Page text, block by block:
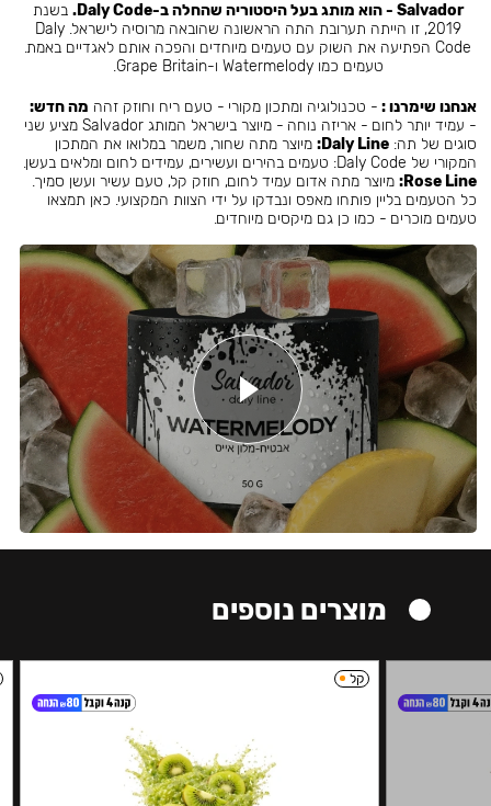
Salvador - הוא מותג בעל היסטוריה שהחלה ב-Daly Code.
בשנת
2019, זו הייתה תערובת התה הראשונה שהובאה מרוסיה לישראל. Daly
Code הפתיעה את השוק עם טעמים מיוחדים והפכה אותם לאגדיים באמת.
טעמים כמו Watermelody ו-Grape Britain.
אנחנו שימרנו : - טכנולוגיה ומתכון מקורי - טעם ריח וחוזק זהה מה חדש:
- עמיד יותר לחום - אריזה נוחה - מיוצר בישראל המותג Salvador מציע שני
סוגים של תה:Daly Line: מיוצר מתה שחור, משמר במלואו את המתכון
המקורי של Daly Code: טעמים בהירים ועשירים, עמידים לחום ומלאים בעשן.
Rose Line: מיוצר מתה אדום עמיד לחום, חוזק קל, טעם עשיר ועשן סמיך.
כל הטעמים בליין פותחו מאפס ונבדקו על ידי הצוות המקצועי. כאן תמצאו
טעמים מוכרים - כמו כן גם מיקסים מיוחדים.
מוצרים נוספים
קל